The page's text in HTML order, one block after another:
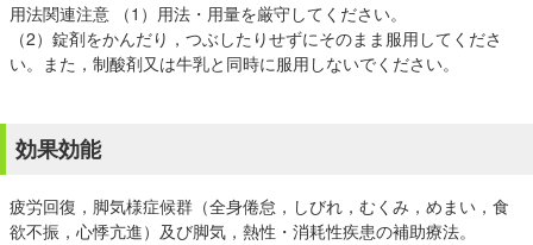
用法関連注意 （1）用法・用量を厳守してください。
（2）錠剤をかんだり，つぶしたりせずにそのまま服用してくださ
い。また，制酸剤又は牛乳と同時に服用しないでください。
効果効能
疲労回復，脚気様症候群（全身倦怠，しびれ，むくみ，めまい，食
欲不振，心悸亢進）及び脚気，熱性・消耗性疾患の補助療法。